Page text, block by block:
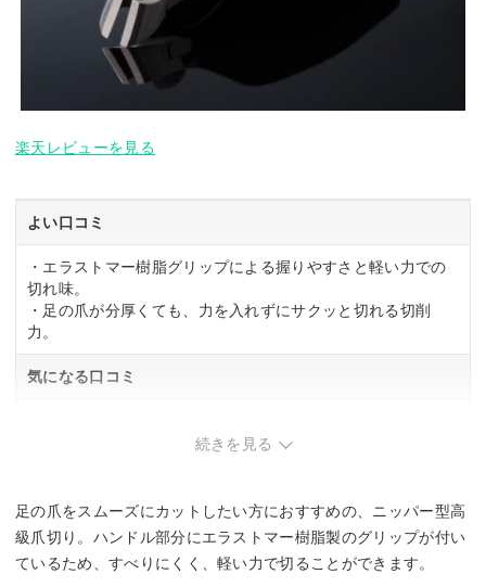
楽天レビューを見る
よい口コミ
・エラストマー樹脂グリップによる握りやすさと軽い力での
切れ味。
・足の爪が分厚くても、力を入れずにサクッと切れる切削
力。
気になる口コミ
続きを見る
足の爪をスムーズにカットしたい方におすすめの、ニッパー型高
級爪切り。ハンドル部分にエラストマー樹脂製のグリップが付い
ているため、すべりにくく、軽い力で切ることができます。